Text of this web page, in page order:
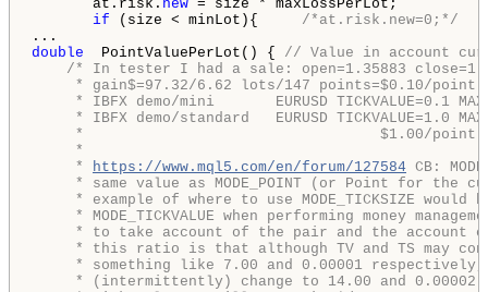
at.risk. new = size *
if (size < minLot){ /*at.risk.new=0;*/
double PointValuePerLot() { // Value in account
/* In tester I had a sale: open=1.35883
* gain$=97.32/6.62 lots/147 points=$0.10/point
* IBFX demo/mini       EURUSD TICKVALUE=0.1
* IBFX demo/standard   EURUSD TICKVALUE=1.0
*                                  $1.00/
*
* https://www.mql5.com/en/forum/127584 CB:
* same value as MODE_POINT (or Point for the
* example of where to use MODE_TICKSIZE
* MODE_TICKVALUE when performing money
* to take account of the pair and the account
* this ratio is that although TV and TS may
* something like 7.00 and 0.00001
* (intermittently) change to 14.00 and 0.00002